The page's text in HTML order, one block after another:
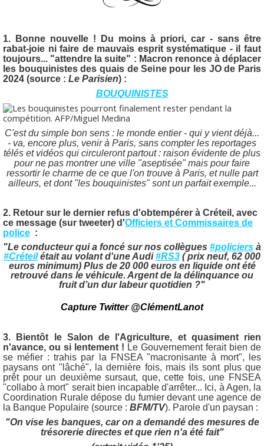
1. Bonne nouvelle ! Du moins à priori, car - sans être
rabat-joie ni faire de mauvais esprit systématique - il faut
toujours... "attendre la suite" : Macron renonce à déplacer
les bouquinistes des quais de Seine pour les JO de Paris
2024 (source : Le Parisien) :
BOUQUINISTES
C'est du simple bon sens : le monde entier - qui y vient déjà...
- va, encore plus, venir à Paris, sans compter les reportages
télés et vidéos qui circuleront partout : raison évidente de plus
pour ne pas montrer une ville "aseptisée" mais pour faire
ressortir le charme de ce que l'on trouve à Paris, et nulle part
ailleurs, et dont "les bouquinistes" sont un parfait exemple...
2. Retour sur le dernier refus d'obtempérer à Créteil, avec
ce message (sur tweeter) d'Officiers et Commissaires de
police :
"Le conducteur qui a foncé sur nos collègues #policiers à
#Créteilétait au volant d'une Audi#RS3 ( prix neuf, 62 000
euros minimum) Plus de 20 000 euros en liquide ont été
retrouvé dans le véhicule. Argent de la délinquance ou
fruit d’un dur labeur quotidien ?"
Capture Twitter @ClémentLanot
3. Bientôt le Salon de l'Agriculture, et quasiment rien
n'avance, ou si lentement ! Le Gouvernement ferait bien de
se méfier : trahis par la FNSEA "macronisante à mort", les
paysans ont "lâché", la dernière fois, mais ils sont plus que
prêt pour un deuxième sursaut, que, cette fois, une FNSEA
"collabo à mort" serait bien incapable d'arrêter... Ici, à Agen, la
Coordination Rurale dépose du fumier devant une agence de
la Banque Populaire (source : BFM/TV). Parole d'un paysan :
"On vise les banques, car on a demandé des mesures de
trésorerie directes et que rien n'a été fait"